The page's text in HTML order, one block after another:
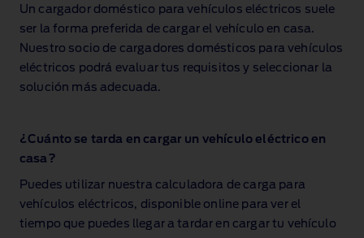
Un cargador doméstico para vehículos eléctricos suele
ser la forma preferida de cargar el vehículo en casa.
Nuestro socio de cargadores domésticos para vehículos
eléctricos podrá evaluar tus requisitos y seleccionar la
solución más adecuada.
¿Cuánto se tarda en cargar un vehículo eléctrico en
casa?
Puedes utilizar nuestra calculadora de carga para
vehículos eléctricos, disponible online para ver el
tiempo que puedes llegar a tardar en cargar tu vehículo